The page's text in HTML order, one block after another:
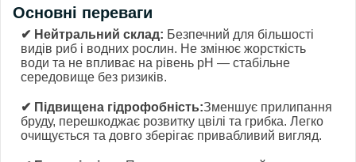
Основні переваги
✔ Нейтральний склад: Безпечний для більшості
видів риб і водних рослин. Не змінює жорсткість
води та не впливає на рівень pH — стабільне
середовище без ризиків.
✔ Підвищена гідрофобність:Зменшує прилипання
бруду, перешкоджає розвитку цвілі та грибка. Легко
очищується та довго зберігає привабливий вигляд.